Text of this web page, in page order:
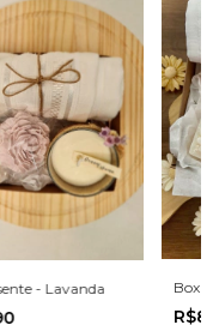
- Lavanda Box